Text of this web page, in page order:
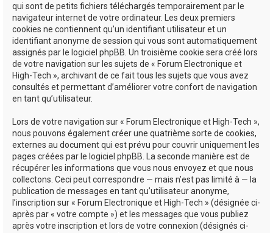
qui sont de petits fichiers téléchargés temporairement par le
navigateur internet de votre ordinateur. Les deux premiers
cookies ne contiennent qu’un identifiant utilisateur et un
identifiant anonyme de session qui vous sont automatiquement
assignés par le logiciel phpBB. Un troisième cookie sera créé lors
de votre navigation sur les sujets de « Forum Electronique et
High-Tech », archivant de ce fait tous les sujets que vous avez
consultés et permettant d’améliorer votre confort de navigation
en tant qu’utilisateur.
Lors de votre navigation sur « Forum Electronique et High-Tech »,
nous pouvons également créer une quatrième sorte de cookies,
externes au document qui est prévu pour couvrir uniquement les
pages créées par le logiciel phpBB. La seconde manière est de
récupérer les informations que vous nous envoyez et que nous
collectons. Ceci peut correspondre — mais n’est pas limité à — la
publication de messages en tant qu’utilisateur anonyme,
l’inscription sur « Forum Electronique et High-Tech » (désignée ci-
après par « votre compte ») et les messages que vous publiez
après votre inscription et lors de votre connexion (désignés ci-